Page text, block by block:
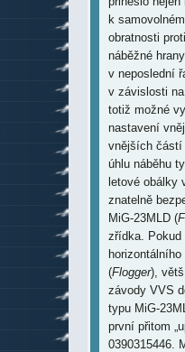
k
obratnosti
náběžné
v neposlední
v závislosti
totiž možné
nastavení
vnějších částí
úhlu náběhu
letové obálky
znatelně
MiG-23MLD (
zřídka. Pokud
(Flogger),
závody VVS
typu MiG-
první přitom
0390315446.